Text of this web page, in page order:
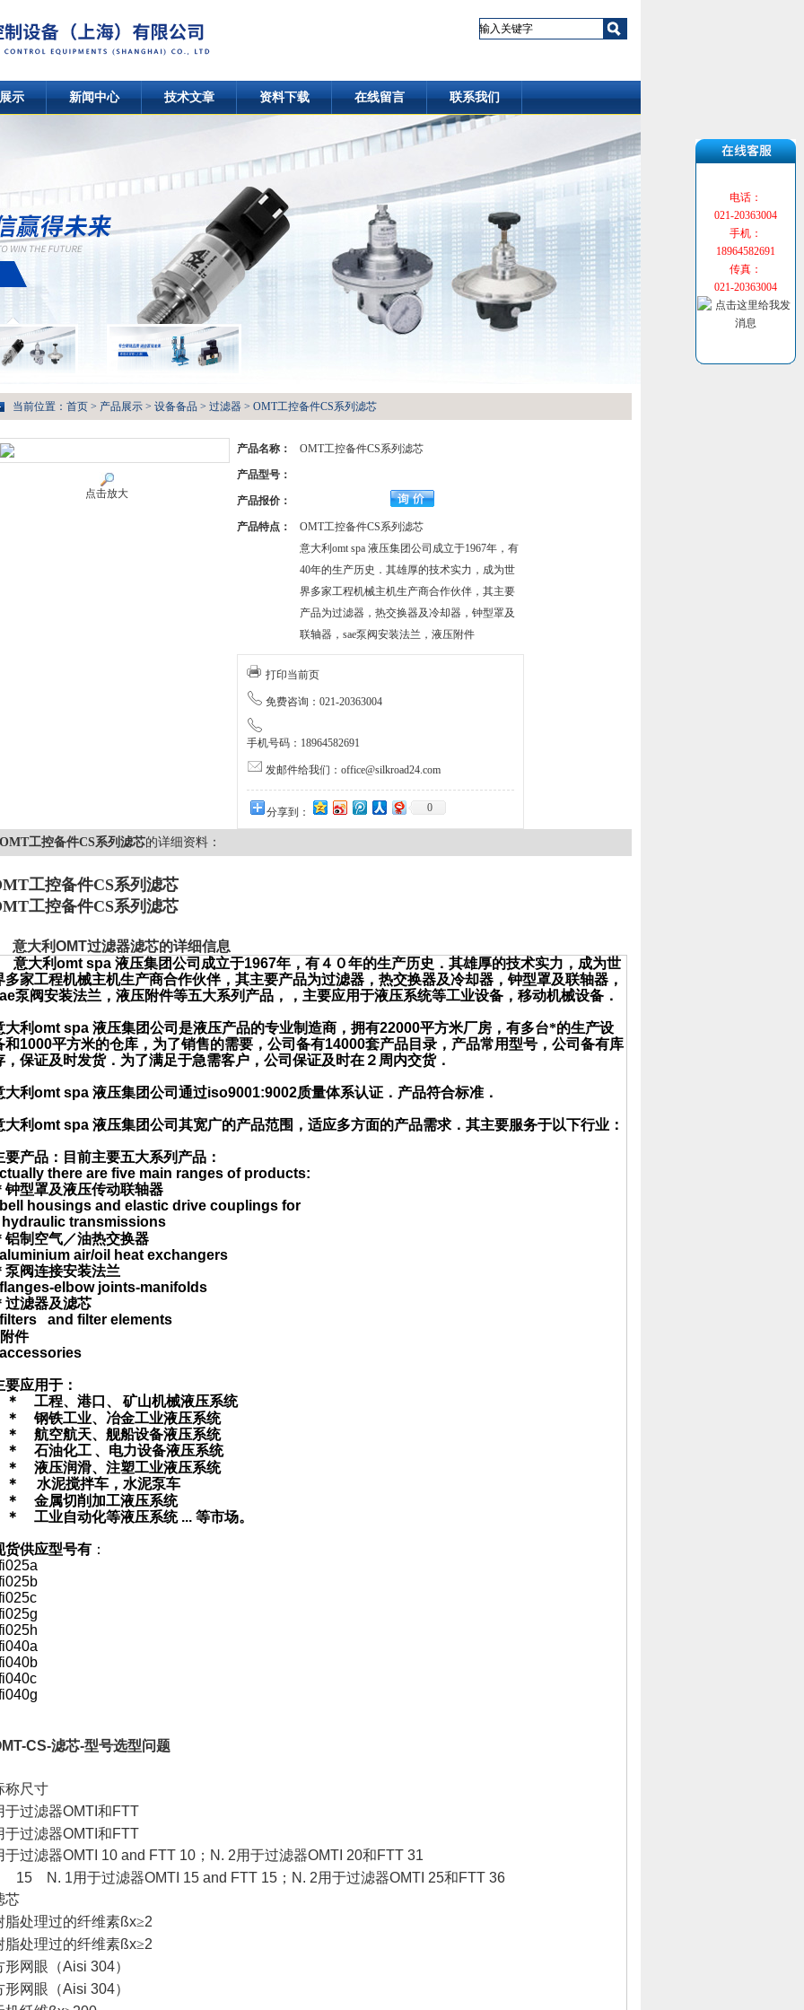
示 新闻中心 技术文章 资料下载 在线留言 联系我们
当前位置： 首页 > 产品展示 > 设备备品 > 过滤器 > OMT工控备件CS系列滤芯
点击放大
产品名称： OMT工控备件CS系列滤芯
产品型号：
产品报价：
产品特点：
OMT工控备件CS系列滤芯
意大利omt spa 液压集团公司成立于1967年，有
40年的生产历史．其雄厚的技术实力，成为世
界多家工程机械主机生产商合作伙伴，其主要
产品为过滤器，热交换器及冷却器，钟型罩及
联轴器，sae泵阀安装法兰，液压附件
打印当前页
免费咨询：021-20363004
手机号码：18964582691
发邮件给我们：office@silkroad24.com
分享到： 0
OMT工控备件CS系列滤芯的详细资料：
工控备件CS系列滤芯
工控备件CS系列滤芯
意大利OMT过滤器滤芯的详细信息
意大利omt spa 液压集团公司成立于1967年，有４０年的生产历史．其雄厚的技术实力，成为世
多家工程机械主机生产商合作伙伴，其主要产品为过滤器，热交换器及冷却器，钟型罩及联轴器，
泵阀安装法兰，液压附件等五大系列产品，，主要应用于液压系统等工业设备，移动机械设备．
大利omt spa 液压集团公司是液压产品的专业制造商，拥有22000平方米厂房，有多台*的生产设
和1000平方米的仓库，为了销售的需要，公司备有14000套产品目录，产品常用型号，公司备有库
，保证及时发货．为了满足于急需客户，公司保证及时在２周内交货．
大利omt spa 液压集团公司通过iso9001:9002质量体系认证．产品符合标准．
大利omt spa 液压集团公司其宽广的产品范围，适应多方面的产品需求．其主要服务于以下行业：
要产品：目前主要五大系列产品：
there are five main ranges of products:
钟型罩及液压传动联轴器
housings and elastic drive couplings for
hydraulic transmissions
铝制空气／油热交换器
air/oil heat exchangers
泵阀连接安装法兰
elbow joints-manifolds
过滤器及滤芯
and filter elements
附件
要应用于：
工程、港口、
矿山机械液压系统
钢铁工业、冶金工业液压系统
航空航天、舰船设备液压系统
石油化工 、电力设备液压系统
液压润滑、注塑工业液压系统
水泥搅拌车，水泥泵车
金属切削加工液压系统
工业自动化等液压系统... 等市场。
货供应型号有 ：
CS-滤芯-型号选型问题
称尺寸
于过滤器OMTI 和FTT
于过滤器OMTI 和FTT
于过滤器OMTI 10 and FTT 10 ； N. 2用于过滤器OMTI 20和FTT 31
15 N. 1用于过滤器OMTI 15 and FTT 15 ； N. 2用于过滤器OMTI 25和FTT 36
芯
脂处理过的纤维素ßx≥2
脂处理过的纤维素ßx≥2
形网眼（Aisi 304）
形网眼（Aisi 304）
电话：
021-20363004
手机：
18964582691
传真：
021-20363004